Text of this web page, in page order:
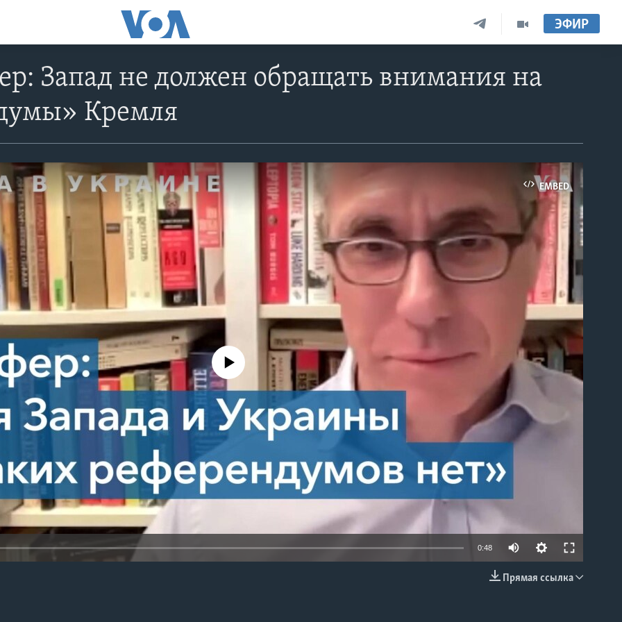
ЭФИР
Запад не должен обращать внимания на
Кремля
EMBED
No media source currently available
0:48
Прямая ссылка